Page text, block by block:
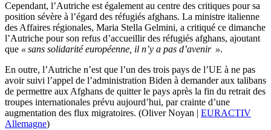
Cependant, l’Autriche est également au centre des critiques pour sa
position sévère à l’égard des réfugiés afghans. La ministre italienne
des Affaires régionales, Maria Stella Gelmini, a critiqué ce dimanche
l’Autriche pour son refus d’accueillir des réfugiés afghans, ajoutant
que « sans solidarité européenne, il n’y a pas d’avenir ».
En outre, l’Autriche n’est que l’un des trois pays de l’UE à ne pas
avoir suivi l’appel de l’administration Biden à demander aux talibans
de permettre aux Afghans de quitter le pays après la fin du retrait des
troupes internationales prévu aujourd’hui, par crainte d’une
augmentation des flux migratoires. (Oliver Noyan | EURACTIV
Allemagne)